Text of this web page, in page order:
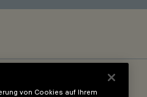
von Cookies auf Ihrem